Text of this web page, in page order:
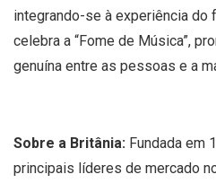
integrando-se à experiência do
celebra a “Fome de Música”,
genuína entre as pessoas e a
Sobre a Britânia: Fundada em
principais líderes de mercado